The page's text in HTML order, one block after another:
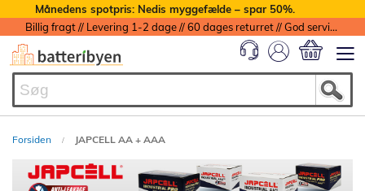
Månedens spotpris: Nedis myggefælde – spar 50%.
Billig fragt // Levering 1-2 dage // 60 dages returret // God service med garanti
Forsiden JAPCELL AA + AAA